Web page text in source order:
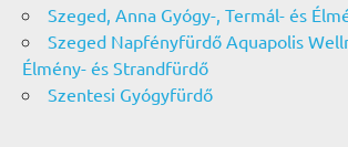
Szeged, Anna Gyógy-, Termál- és
Szeged Napfényfürdő Aquapolis
Élmény- és Strandfürdő
Szentesi Gyógyfürdő